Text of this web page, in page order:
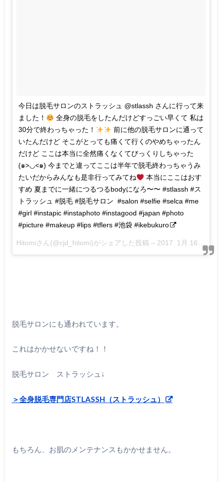
今日は脱毛サロンのストラッシュ @stlassh さんに行って来
ました！
全身の脱毛をしたんだけどすっごい早くて 私は
30分で終わっちゃった！
前に他の脱毛サロンに通って
いたんだけど そこがとっても痛くて行くのやめちゃったん
だけど ここは本当に全然痛くなくてびっくりしちゃった
(๑>◡<๑) 今までと違ってここは半年で脱毛終わっちゃうみ
たいだからみんなも是非行ってみてね
本当にここはおす
すめ 夏までに一緒につるつるbodyになろ〜〜 #stlassh #ス
トラッシュ #脱毛 #脱毛サロン #salon #selfie #selca #me
#girl #instapic #instaphoto #instagood #japan #photo
#picture #makeup #lips #tflers #池袋 #ikebukuro
Hitomiさん(@cjd_hitomi)がシェアした投稿 – 2017 1月 16 6:29午前 PST
脱毛サロンにも通われています。
これはかかせないですね！！
脱毛サロン ストラッシュ↓
＞全身脱毛専門店STLASSH（ストラッシュ）
もちろん、お肌のメンテナンスもかかせません。